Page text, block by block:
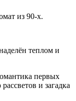
из 90-х.
теплом и
первых
и загадка